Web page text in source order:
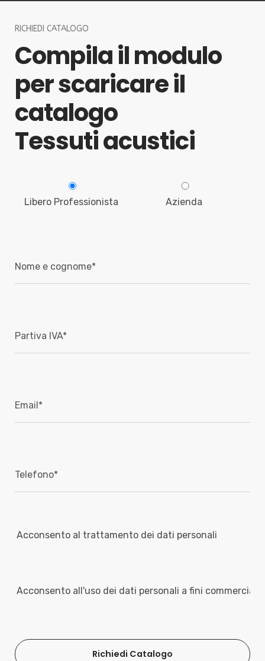
RICHIEDI CATALOGO
Compila il modulo
per scaricare il
catalogo
Tessuti acustici
Libero Professionista Azienda
Acconsento al trattamento dei dati personali
Acconsento all'uso dei dati personali a fini commerciali
Richiedi Catalogo